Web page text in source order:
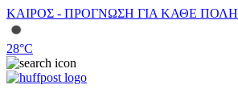
ΚΑΙΡΟΣ - ΠΡΟΓΝΩΣΗ ΓΙΑ ΚΑΘΕ ΠΟΛΗ
28°C